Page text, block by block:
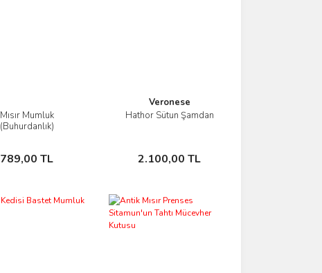
Mısır Mumluk
(Buhurdanlık)
789,00 TL
İncele
Sepete Ekle
Veronese
Hathor Sütun Şamdan
2.100,00 TL
İncele
Sepete Ekle